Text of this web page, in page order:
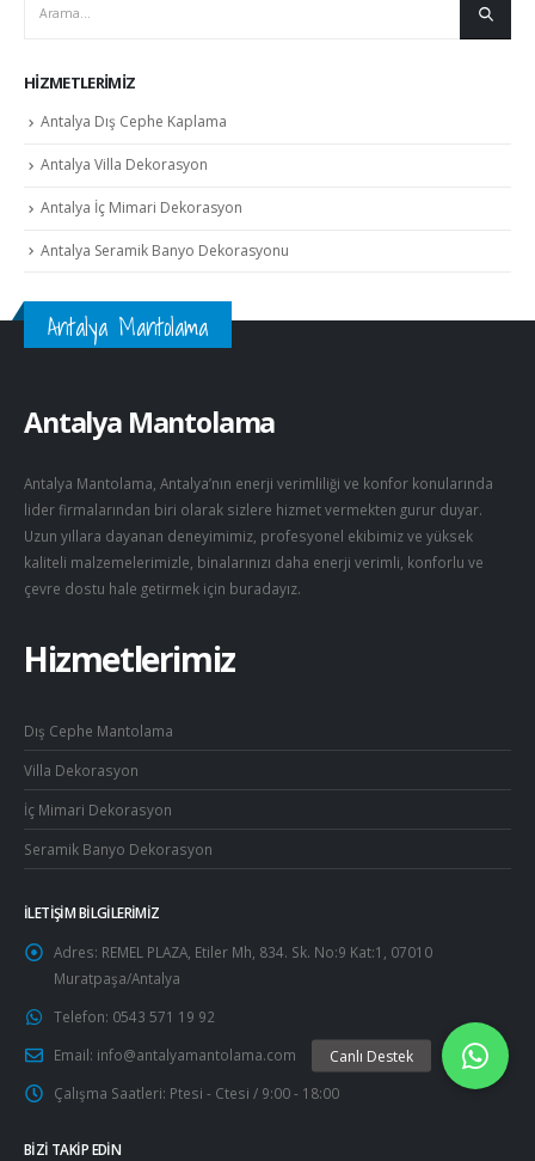
HIZMETLERIMIZ
Antalya Dış Cephe Kaplama
Antalya Villa Dekorasyon
Antalya İç Mimari Dekorasyon
Antalya Seramik Banyo Dekorasyonu
Antalya Mantolama
Antalya Mantolama
Antalya Mantolama, Antalya’nın enerji verimliliği ve konfor konularında
lider firmalarından biri olarak sizlere hizmet vermekten gurur duyar.
Uzun yıllara dayanan deneyimimiz, profesyonel ekibimiz ve yüksek
kaliteli malzemelerimizle, binalarınızı daha enerji verimli, konforlu ve
çevre dostu hale getirmek için buradayız.
Hizmetlerimiz
Dış Cephe Mantolama
Villa Dekorasyon
İç Mimari Dekorasyon
Seramik Banyo Dekorasyon
İLETIŞIM BILGILERIMIZ
Adres: REMEL PLAZA, Etiler Mh, 834. Sk. No:9 Kat:1, 07010
Muratpaşa/Antalya
Telefon: 0543 571 19 92
Email: info@antalyamantolama.com
Çalışma Saatleri: Ptesi - Ctesi / 9:00 - 18:00
BIZI TAKIP EDIN